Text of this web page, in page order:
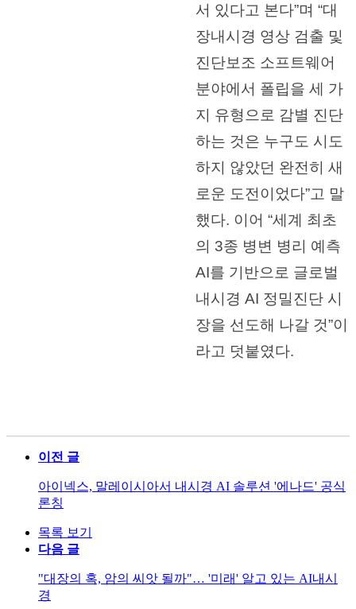
서 있다고 본다”며 “대
장내시경 영상 검출 및
진단보조 소프트웨어
분야에서 폴립을 세 가
지 유형으로 감별 진단
하는 것은 누구도 시도
하지 않았던 완전히 새
로운 도전이었다”고 말
했다. 이어 “세계 최초
의 3종 병변 병리 예측
AI를 기반으로 글로벌
내시경 AI 정밀진단 시
장을 선도해 나갈 것”이
라고 덧붙였다.
이전 글
아이넥스, 말레이시아서 내시경 AI 솔루션 '에나드' 공식
론칭
목록 보기
다음 글
"대장의 혹, 암의 씨앗 될까"… '미래' 알고 있는 AI내시
경